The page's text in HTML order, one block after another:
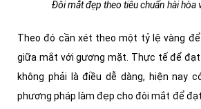
Đôi mắt đẹp theo tiêu chuẩn hài hòa
Theo đó cần xét theo một tỷ lệ vàng
giữa mắt với gương mặt. Thực tế để
không phải là điều dễ dàng, hiện nay
phương pháp làm đẹp cho đôi mắt để